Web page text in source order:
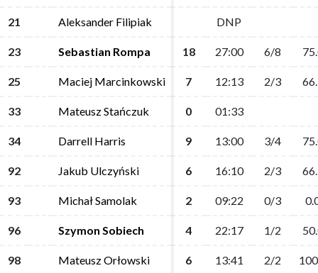
21 Aleksander Filipiak DNP
23 Sebastian Rompa 18 27:00 6/8
25 Maciej Marcinkowski 7 12:13 2/3
33 Mateusz Stańczuk 0 01:33
34 Darrell Harris 9 13:00 3/4
92 Jakub Ulczyński 6 16:10 2/3
93 Michał Samolak 2 09:22 0/3
96 Szymon Sobiech 4 22:17 1/2
98 Mateusz Orłowski 6 13:41 2/2
21 Aleksander Filipiak DNP
23 Sebastian Rompa 18 27:00 6/8
25 Maciej Marcinkowski 7 12:13 2/3
33 Mateusz Stańczuk 0 01:33
34 Darrell Harris 9 13:00 3/4
92 Jakub Ulczyński 6 16:10 2/3
93 Michał Samolak 2 09:22 0/3
96 Szymon Sobiech 4 22:17 1/2
98 Mateusz Orłowski 6 13:41 2/2